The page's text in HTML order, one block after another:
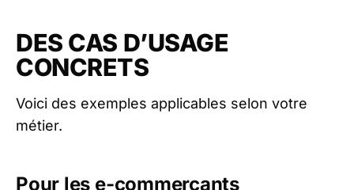
DES CAS D’USAGE
CONCRETS
Voici des exemples applicables selon votre
métier.
Pour les e-commerçants